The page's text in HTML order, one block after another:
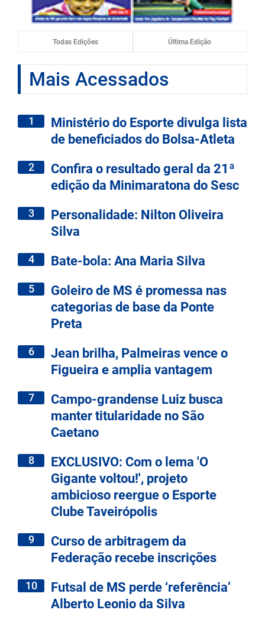
Todas Edições Última Edição
Mais Acessados
1
Ministério do Esporte divulga lista
de beneficiados do Bolsa-Atleta
2
Confira o resultado geral da 21ª
edição da Minimaratona do Sesc
3
Personalidade: Nilton Oliveira
Silva
4 Bate-bola: Ana Maria Silva
5
Goleiro de MS é promessa nas
categorias de base da Ponte
Preta
6
Jean brilha, Palmeiras vence o
Figueira e amplia vantagem
7
Campo-grandense Luiz busca
manter titularidade no São
Caetano
8
EXCLUSIVO: Com o lema 'O
Gigante voltou!', projeto
ambicioso reergue o Esporte
Clube Taveirópolis
9
Curso de arbitragem da
Federação recebe inscrições
10
Futsal de MS perde ‘referência’
Alberto Leonio da Silva